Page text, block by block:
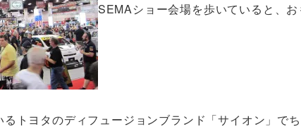
SEMAショー会場を歩いていると、
トヨタのディフュージョンブランド「サイオン」で